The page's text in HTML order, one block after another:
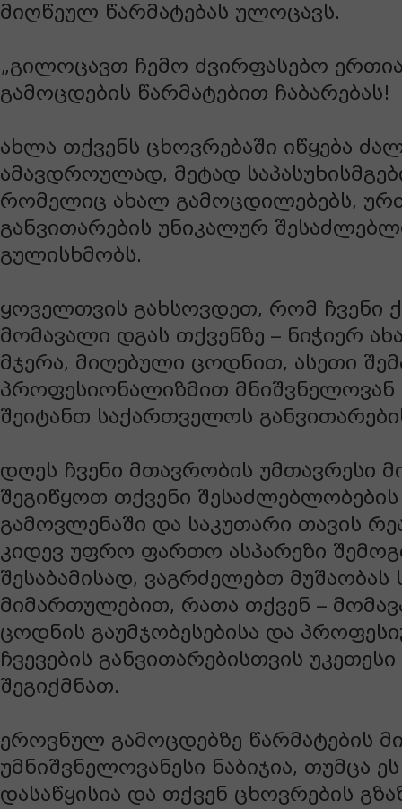
მიღწეულ წარმატებას ულოცავს.
„გილოცავთ ჩემო ძვირფასებო
გამოცდების წარმატებით ჩაბარებას!
ახლა თქვენს ცხოვრებაში იწყება
ამავდროულად, მეტად
რომელიც ახალ გამოცდილებებს,
განვითარების უნიკალურ
გულისხმობს.
ყოველთვის გახსოვდეთ, რომ ჩვენი
მომავალი დგას თქვენზე – ნიჭიერ
მჯერა, მიღებული ცოდნით, ასეთი
პროფესიონალიზმით
შეიტანთ საქართველოს
დღეს ჩვენი მთავრობის უმთავრესი
შეგიწყოთ თქვენი
გამოვლენაში და საკუთარი თავის
კიდევ უფრო ფართო ასპარეზი
შესაბამისად, ვაგრძელებთ მუშაობას
მიმართულებით, რათა თქვენ –
ცოდნის გაუმჯობესებისა და
ჩვევების განვითარებისთვის
შეგიქმნათ.
ეროვნულ გამოცდებზე წარმატების
უმნიშვნელოვანესი ნაბიჯია, თუმცა
დასაწყისია და თქვენ ცხოვრების